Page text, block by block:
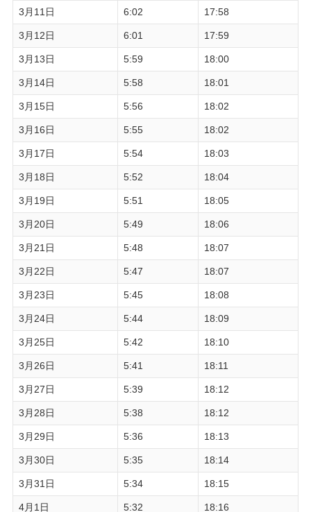
3月11日 6:02 17:58
3月12日 6:01 17:59
3月13日 5:59 18:00
3月14日 5:58 18:01
3月15日 5:56 18:02
3月16日 5:55 18:02
3月17日 5:54 18:03
3月18日 5:52 18:04
3月19日 5:51 18:05
3月20日 5:49 18:06
3月21日 5:48 18:07
3月22日 5:47 18:07
3月23日 5:45 18:08
3月24日 5:44 18:09
3月25日 5:42 18:10
3月26日 5:41 18:11
3月27日 5:39 18:12
3月28日 5:38 18:12
3月29日 5:36 18:13
3月30日 5:35 18:14
3月31日 5:34 18:15
4月1日 5:32 18:16